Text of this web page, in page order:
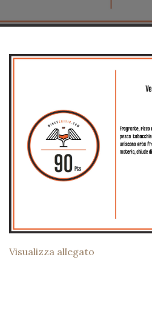
Visualizza allegato